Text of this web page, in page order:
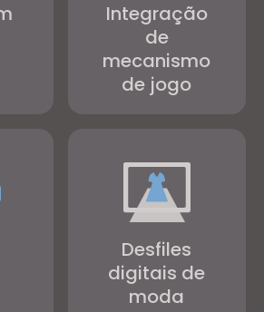
Integração
de
mecanismo
de jogo
Desfiles
digitais de
moda